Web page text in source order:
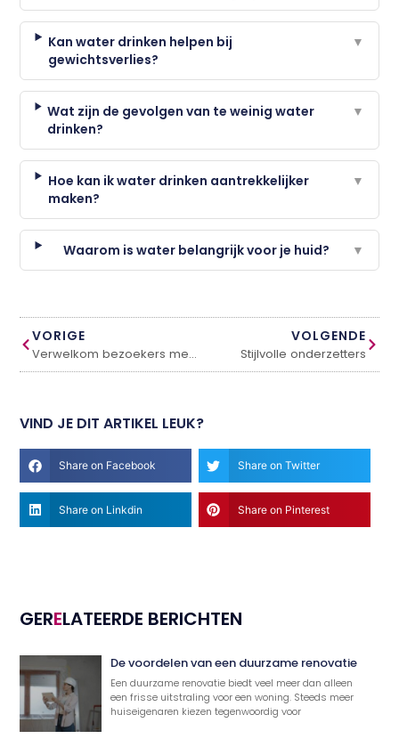
Kan water drinken helpen bij
gewichtsverlies?
▼
Wat zijn de gevolgen van te weinig water
drinken?
▼
Hoe kan ik water drinken aantrekkelijker
maken?
▼
Waarom is water belangrijk voor je huid? ▼
VORIGE
Verwelkom bezoekers met automatische schuifdeuren
VOLGENDE
Stijlvolle onderzetters
VIND JE DIT ARTIKEL LEUK?
Share on Facebook Share on Twitter
Share on Linkdin Share on Pinterest
GERELATEERDE BERICHTEN
De voordelen van een duurzame renovatie
Een duurzame renovatie biedt veel meer dan alleen
een frisse uitstraling voor een woning. Steeds meer
huiseigenaren kiezen tegenwoordig voor